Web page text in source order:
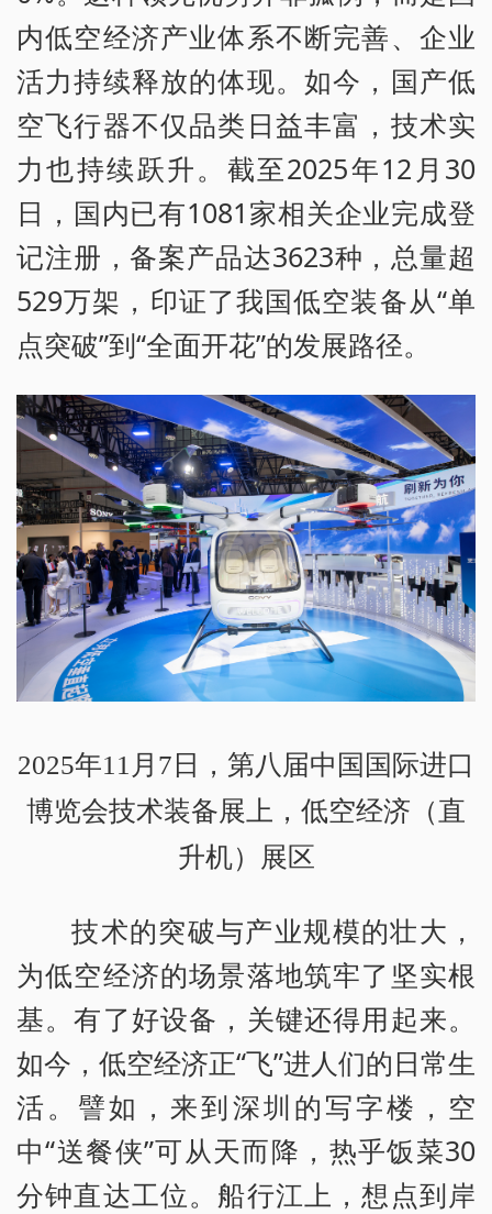
内低空经济产业体系不断完善、企业
活力持续释放的体现。如今，国产低
空飞行器不仅品类日益丰富，技术实
力也持续跃升。截至2025年12月30
日，国内已有1081家相关企业完成登
记注册，备案产品达3623种，总量超
529万架，印证了我国低空装备从“单
点突破”到“全面开花”的发展路径。
2025年11月7日，第八届中国国际进口
博览会技术装备展上，低空经济（直
升机）展区
技术的突破与产业规模的壮大，
为低空经济的场景落地筑牢了坚实根
基。有了好设备，关键还得用起来。
如今，低空经济正“飞”进人们的日常生
活。譬如，来到深圳的写字楼，空
中“送餐侠”可从天而降，热乎饭菜30
分钟直达工位。船行江上，想点到岸